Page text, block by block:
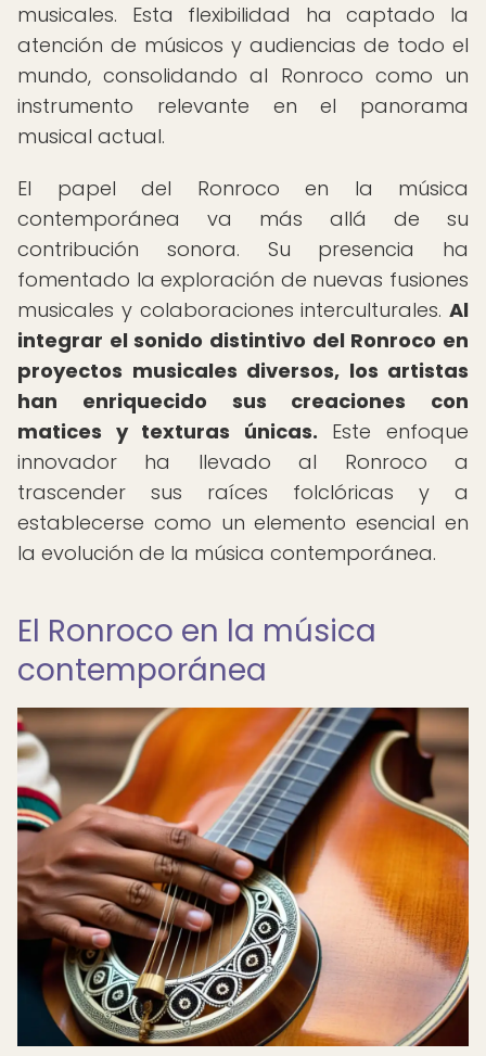
musicales. Esta flexibilidad ha captado la
atención de músicos y audiencias de todo el
mundo, consolidando al Ronroco como un
instrumento relevante en el panorama
musical actual.
El papel del Ronroco en la música
contemporánea va más allá de su
contribución sonora. Su presencia ha
fomentado la exploración de nuevas fusiones
musicales y colaboraciones interculturales. Al
integrar el sonido distintivo del Ronroco en
proyectos musicales diversos, los artistas
han enriquecido sus creaciones con
matices y texturas únicas. Este enfoque
innovador ha llevado al Ronroco a
trascender sus raíces folclóricas y a
establecerse como un elemento esencial en
la evolución de la música contemporánea.
El Ronroco en la música
contemporánea